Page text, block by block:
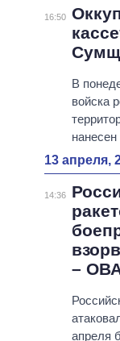
16:50
В
войска
13 апреля,
14:36
–
апреля